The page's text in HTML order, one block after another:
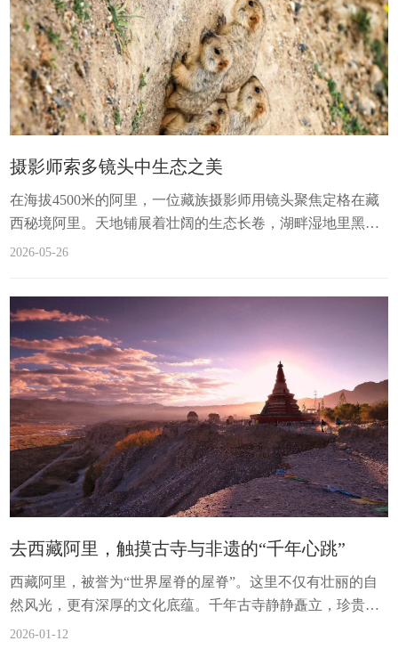
摄影师索多镜头中生态之美
在海拔4500米的阿里，一位藏族摄影师用镜头聚焦定格在藏
西秘境阿里。天地铺展着壮阔的生态长卷，湖畔湿地里黑颈
鹤闲庭信步，万羽鸥鸟掠过澄澈晴空；高原上棕熊踏过沙
镇街巷间飞鸟衔来暮光。帐篷里的烟火、藏家少女的笑靥，
与万物生灵共生，每一寸土地都流淌着生命的蓬勃与和谐，
书写着阿里独有的生态之美。《高山兀鹫》《藏野驴》《土
拨鼠》《野牦牛》《蓝天鸥影》《水镜里的鹤影》...
2026-05-26
去西藏阿里，触摸古寺与非遗的“千年心跳”
西藏阿里，被誉为“世界屋脊的屋脊”。这里不仅有壮丽的自
然风光，更有深厚的文化底蕴。千年古寺静静矗立，珍贵的
非遗技艺代代相传，它们共同构成了阿里文化的——“活化
2026-01-12